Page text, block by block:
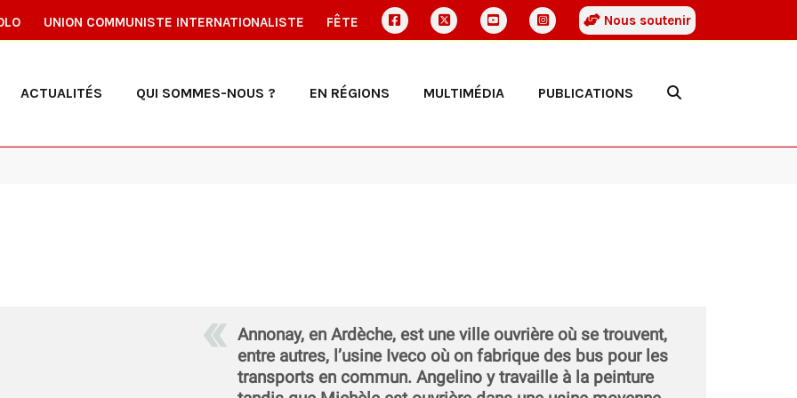
UNION COMMUNISTE INTERNATIONALISTE FÊTE Nous soutenir
ACTUALITÉS QUI SOMMES-NOUS ? EN RÉGIONS MULTIMÉDIA PUBLICATIONS
Annonay, en Ardèche, est une ville ouvrière où se trouvent,
entre autres, l’usine Iveco où on fabrique des bus pour les
transports en commun. Angelino y travaille à la peinture